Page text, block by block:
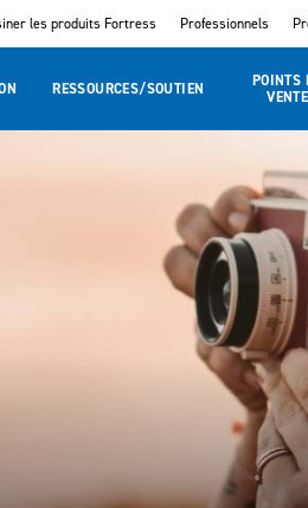
les produits Fortress Professionnels
RESSOURCES/SOUTIEN
POINTS
VENTE